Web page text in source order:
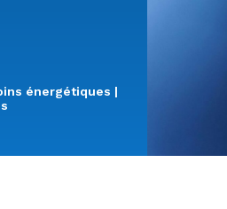
énergétiques |